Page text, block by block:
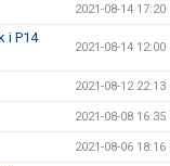
2021-08-14 17:20
i P14
2021-08-14 12:00
2021-08-12 22:13
2021-08-08 16:35
2021-08-06 18:16